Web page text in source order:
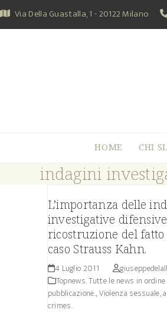
Skip
to
content
Via Della Guastalla, 1 - 20122 Milano
HOME CHI
indagini
L’importanza delle
investigative
ricostruzione del
caso Strauss Kahn.
4 Luglio 2011
Topnews. Tutte le news in
pubblicazione.,Violenza sessuale,
crimes.